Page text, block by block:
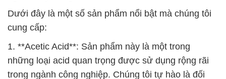
Dưới đây là một số sản phẩm nổi bật mà chúng tôi
cung cấp:
1. **Acetic Acid**: Sản phẩm này là một trong
những loại acid quan trọng được sử dụng rộng rãi
trong ngành công nghiệp. Chúng tôi tự hào là đối